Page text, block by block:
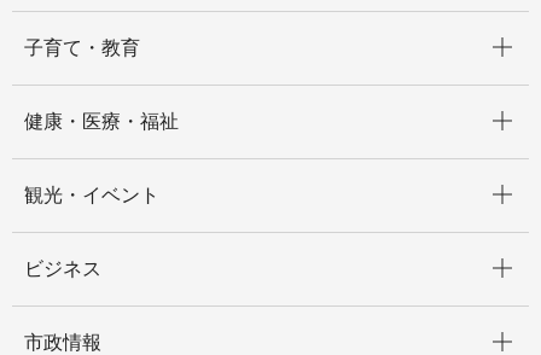
子育て・教育
健康・医療・福祉
観光・イベント
ビジネス
市政情報